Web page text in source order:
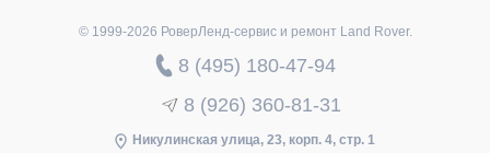
© 1999-2026 РоверЛенд-сервис и ремонт Land Rover.
8 (495) 180-47-94
8 (926) 360-81-31
Никулинская улица, 23, корп. 4, стр. 1